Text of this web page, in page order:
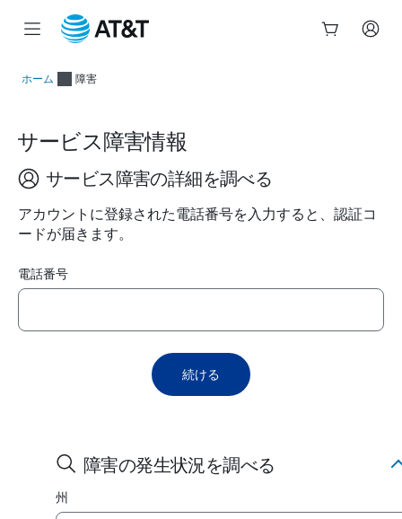
ホーム 障害
サービス障害情報
サービス障害の詳細を調べる
アカウントに登録された電話番号を入力すると、認証コ
ードが届きます。
電話番号
続ける
障害の発生状況を調べる
州